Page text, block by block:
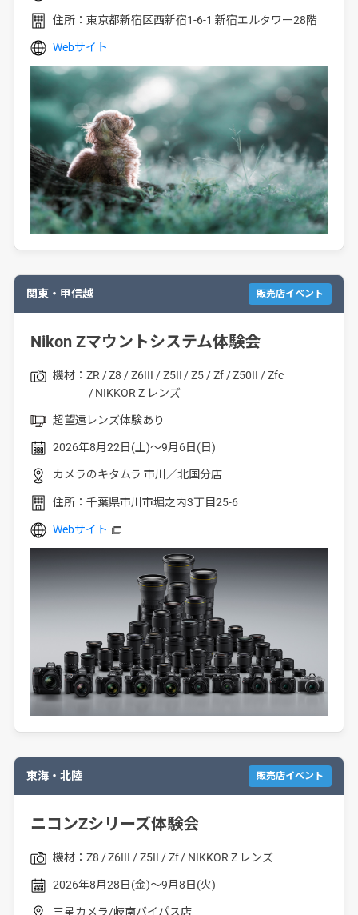
住所： 東京都新宿区西新宿1-6-1 新宿エルタワー28階
Webサイト
関東・甲信越 販売店イベント
Nikon Zマウントシステム体験会
機材： ZR Z8 Z6III Z5II Z5 Zf Z50II
Zfc
NIKKOR Z レンズ
超望遠レンズ体験あり
2026年8月22日(土)～9月6日(日)
カメラのキタムラ 市川／北国分店
住所： 千葉県市川市堀之内3丁目25-6
Webサイト
東海・北陸 販売店イベント
ニコンZシリーズ体験会
機材： Z8 Z6III Z5II Zf NIKKOR Z レンズ
2026年8月28日(金)～9月8日(火)
三星カメラ/岐南バイパス店